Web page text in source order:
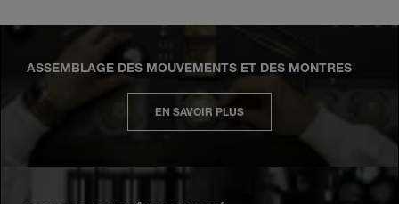
ASSEMBLAGE DES MOUVEMENTS ET DES MONTRES
EN SAVOIR PLUS